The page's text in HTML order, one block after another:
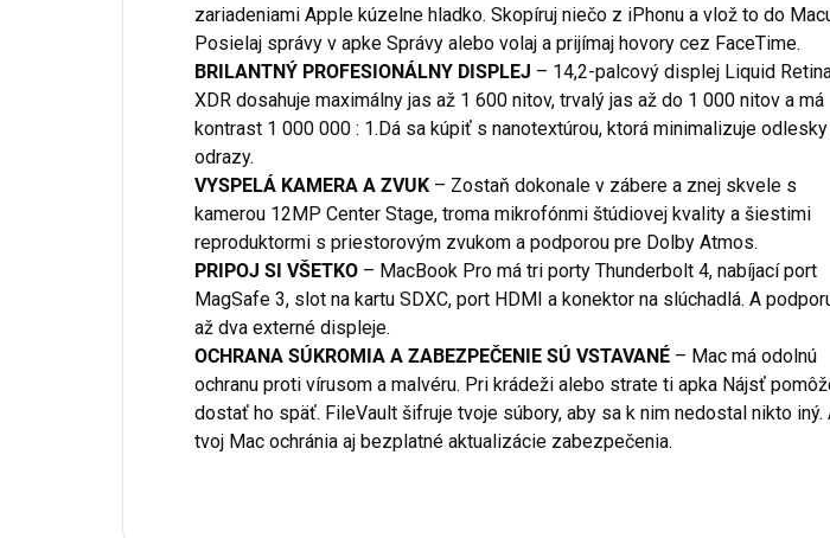
zariadeniami Apple kúzelne hladko. Skopíruj niečo z iPhonu a vlož to do
Posielaj správy v apke Správy alebo volaj a prijímaj hovory cez FaceTime.
BRILANTNÝ PROFESIONÁLNY DISPLEJ – 14,2-palcový displej Liquid
XDR dosahuje maximálny jas až 1 600 nitov, trvalý jas až do 1 000 nitov a má
kontrast 1 000 000 : 1.Dá sa kúpiť s nanotextúrou, ktorá minimalizuje
odrazy.
VYSPELÁ KAMERA A ZVUK – Zostaň dokonale v zábere a znej skvele s
kamerou 12MP Center Stage, troma mikrofónmi štúdiovej kvality a šiestimi
reproduktormi s priestorovým zvukom a podporou pre Dolby Atmos.
PRIPOJ SI VŠETKO – MacBook Pro má tri porty Thunderbolt 4, nabíjací port
MagSafe 3, slot na kartu SDXC, port HDMI a konektor na slúchadlá. A
až dva externé displeje.
OCHRANA SÚKROMIA A ZABEZPEČENIE SÚ VSTAVANÉ – Mac má odolnú
ochranu proti vírusom a malvéru. Pri krádeži alebo strate ti apka Nájsť
dostať ho späť. FileVault šifruje tvoje súbory, aby sa k nim nedostal nikto iný.
tvoj Mac ochránia aj bezplatné aktualizácie zabezpečenia.